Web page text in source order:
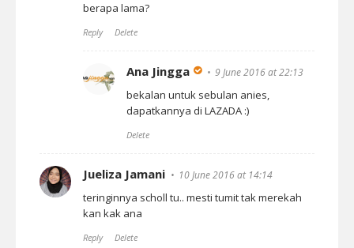
berapa lama?
Reply Delete
Ana Jingga 9 June 2016 at 22:13
bekalan untuk sebulan anies,
dapatkannya di LAZADA :)
Delete
Jueliza Jamani 10 June 2016 at 14:14
teringinnya scholl tu.. mesti tumit tak merekah
kan kak ana
Reply Delete